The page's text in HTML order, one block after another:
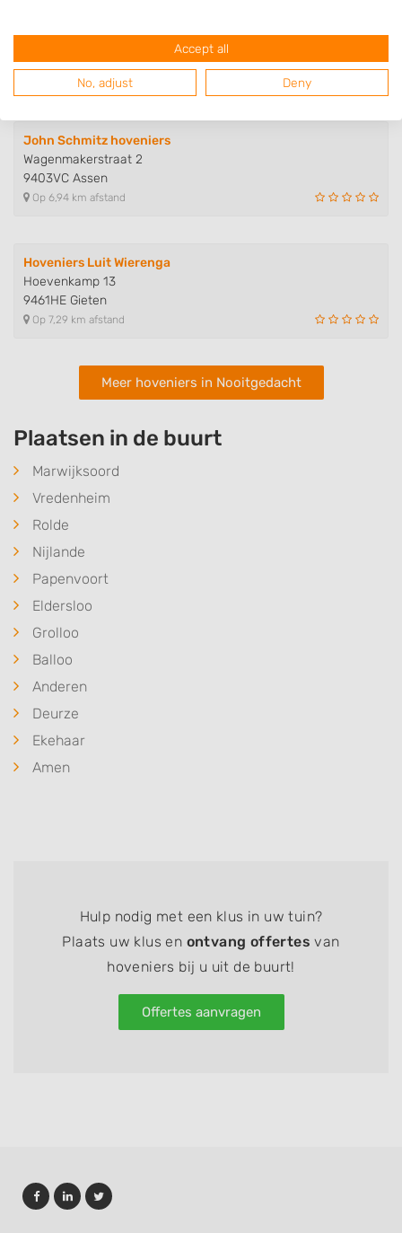
Saffierstoep 42
John Schmitz hoveniers
Wagenmakerstraat 2
9403VC Assen
Op 6,94 km afstand
Hoveniers Luit Wierenga
Hoevenkamp 13
9461HE Gieten
Op 7,29 km afstand
Meer hoveniers in Nooitgedacht
Plaatsen in de buurt
Marwijksoord
Vredenheim
Rolde
Nijlande
Papenvoort
Eldersloo
Grolloo
Balloo
Anderen
Deurze
Ekehaar
Amen
Hulp nodig met een klus in uw tuin?
Plaats uw klus en ontvang offertes van
hoveniers bij u uit de buurt!
Offertes aanvragen
Accept all
No, adjust Deny